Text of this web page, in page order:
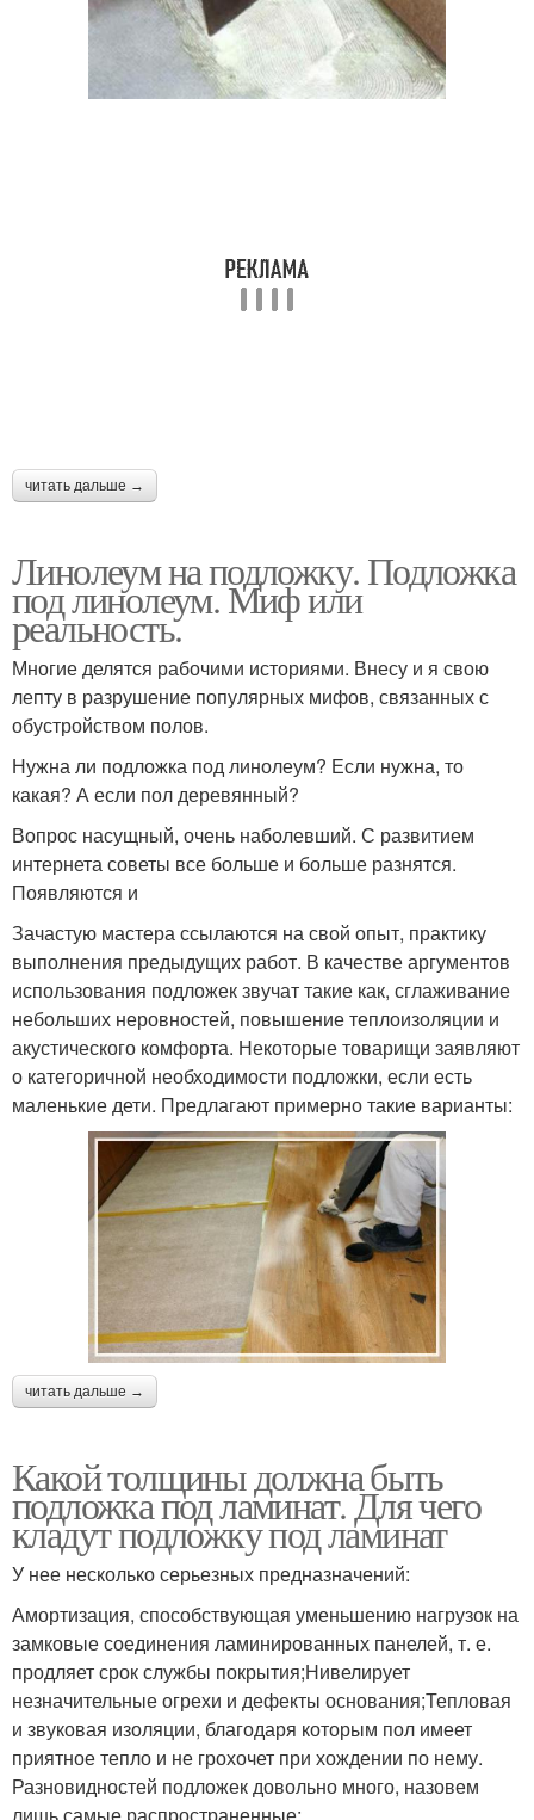
читать дальше →
Линолеум на подложку. Подложка
под линолеум. Миф или
реальность.
Многие делятся рабочими историями. Внесу и я свою
лепту в разрушение популярных мифов, связанных с
обустройством полов.
Нужна ли подложка под линолеум? Если нужна, то
какая? А если пол деревянный?
Вопрос насущный, очень наболевший. С развитием
интернета советы все больше и больше разнятся.
Появляются и
Зачастую мастера ссылаются на свой опыт, практику
выполнения предыдущих работ. В качестве аргументов
использования подложек звучат такие как, сглаживание
небольших неровностей, повышение теплоизоляции и
акустического комфорта. Некоторые товарищи заявляют
о категоричной необходимости подложки, если есть
маленькие дети. Предлагают примерно такие варианты:
читать дальше →
Какой толщины должна быть
подложка под ламинат. Для чего
кладут подложку под ламинат
У нее несколько серьезных предназначений:
Амортизация, способствующая уменьшению нагрузок на
замковые соединения ламинированных панелей, т. е.
продляет срок службы покрытия;Нивелирует
незначительные огрехи и дефекты основания;Тепловая
и звуковая изоляции, благодаря которым пол имеет
приятное тепло и не грохочет при хождении по нему.
Разновидностей подложек довольно много, назовем
лишь самые распространенные: